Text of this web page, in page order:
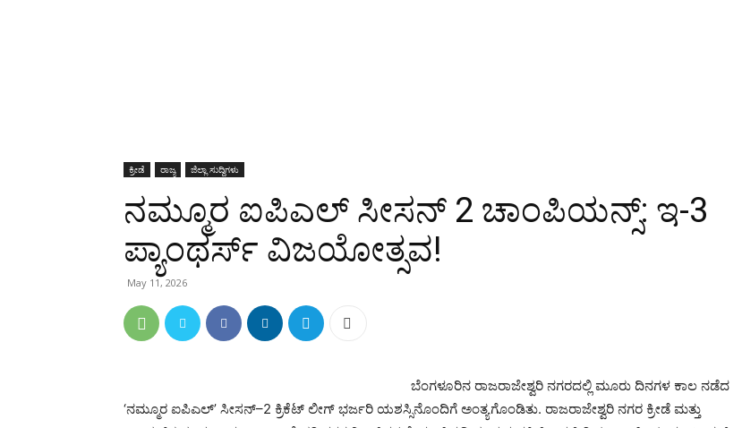
ಕ್ರೀಡೆ ರಾಜ್ಯ ಜಿಲ್ಲಾ ಸುದ್ದಿಗಳು
ನಮ್ಮೂರ ಐಪಿಎಲ್ ಸೀಸನ್ 2 ಚಾಂಪಿಯನ್ಸ್: ಇ-3
ಪ್ಯಾಂಥರ್ಸ್ ವಿಜಯೋತ್ಸವ!
May 11, 2026
ಬೆಂಗಳೂರಿನ ರಾಜರಾಜೇಶ್ವರಿ ನಗರದಲ್ಲಿ ಮೂರು ದಿನಗಳ ಕಾಲ ನಡೆದ
‘ನಮ್ಮೂರ ಐಪಿಎಲ್’ ಸೀಸನ್–2 ಕ್ರಿಕೆಟ್ ಲೀಗ್ ಭರ್ಜರಿ ಯಶಸ್ಸಿನೊಂದಿಗೆ ಅಂತ್ಯಗೊಂಡಿತು. ರಾಜರಾಜೇಶ್ವರಿ ನಗರ ಕ್ರೀಡೆ ಮತ್ತು